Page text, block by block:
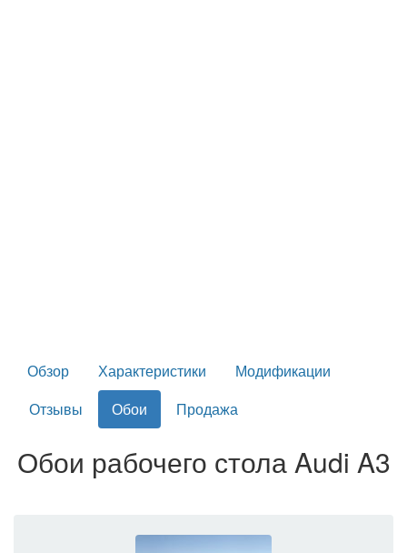
Обзор Характеристики
Модификации
Отзывы
Обои Продажа
Обои рабочего стола Audi A3